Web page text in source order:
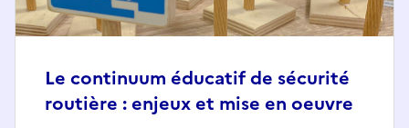
Le continuum éducatif de sécurité
routière : enjeux et mise en oeuvre